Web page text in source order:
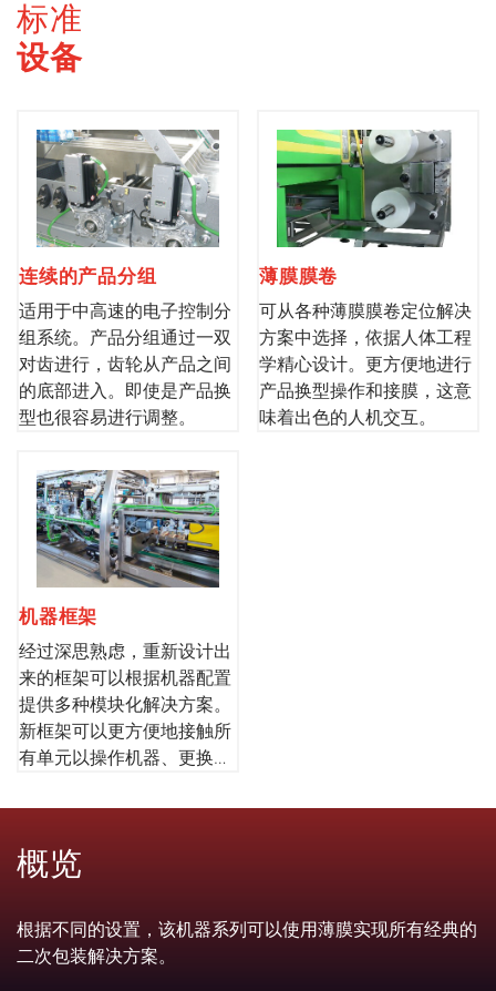
标准
设备
连续的产品分组
适用于中高速的电子控制分
组系统。产品分组通过一双
对齿进行，齿轮从产品之间
的底部进入。即使是产品换
型也很容易进行调整。
薄膜膜卷
可从各种薄膜膜卷定位解决
方案中选择，依据人体工程
学精心设计。更方便地进行
产品换型操作和接膜，这意
味着出色的人机交互。
机器框架
经过深思熟虑，重新设计出
来的框架可以根据机器配置
提供多种模块化解决方案。
新框架可以更方便地接触所
有单元以操作机器、更换产
概览
根据不同的设置，该机器系列可以使用薄膜实现所有经典的
二次包装解决方案。